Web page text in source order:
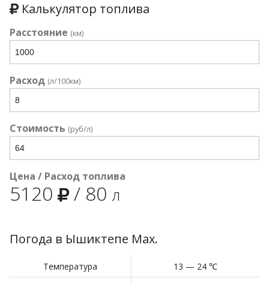
Калькулятор топлива
Расстояние (км)
Расход (л/100км)
Стоимость (руб/л)
Цена / Расход топлива
5120 / 80 л
Погода в Ышиктепе Мах.
Температура
13 — 24 ℃